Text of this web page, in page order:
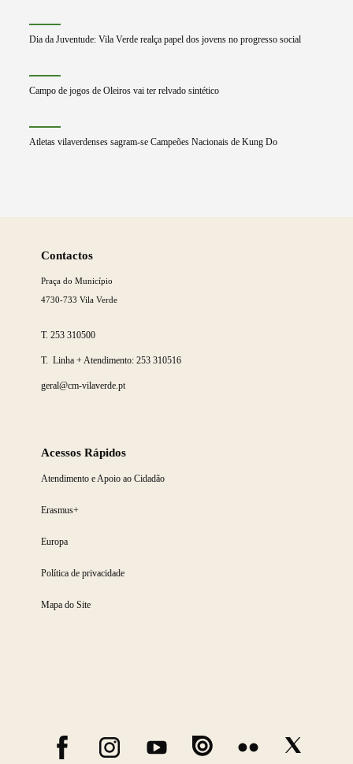
Dia da Juventude: Vila Verde realça papel dos jovens no progresso social
Campo de jogos de Oleiros vai ter relvado sintético
Atletas vilaverdenses sagram-se Campeões Nacionais de Kung Do
Contactos
Praça do Município
4730-733 Vila Verde
T.253 310500
T. Linha + Atendimento: 253 310516
geral@cm-vilaverde.pt
Acessos Rápidos
Atendimento e Apoio ao Cidadão
Erasmus+
Europa
Política de privacidade
Mapa do Site